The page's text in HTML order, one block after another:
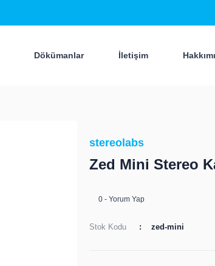
Dökümanlar İletişim
stereolabs
Zed Mini Stereo
0 - Yorum Yap
Stok Kodu zed-mini